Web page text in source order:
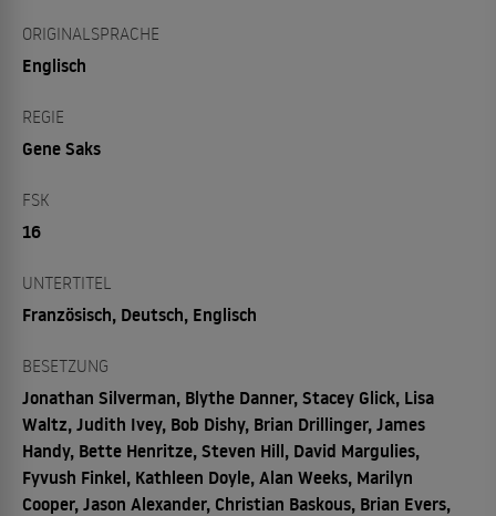
ORIGINALSPRACHE
Englisch
REGIE
Gene Saks
FSK
16
UNTERTITEL
Französisch, Deutsch, Englisch
BESETZUNG
Jonathan Silverman, Blythe Danner, Stacey Glick, Lisa
Waltz, Judith Ivey, Bob Dishy, Brian Drillinger, James
Handy, Bette Henritze, Steven Hill, David Margulies,
Fyvush Finkel, Kathleen Doyle, Alan Weeks, Marilyn
Cooper, Jason Alexander, Christian Baskous, Brian Evers,